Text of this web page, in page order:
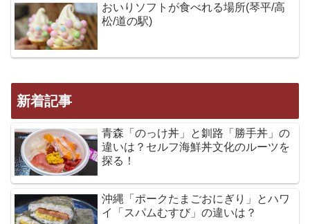
おいりソフトが食べれる場所(琴平/高
松/道の駅)
新着記事
青森「のっけ丼」と釧路「勝手丼」の
違いは？セルフ海鮮丼文化のルーツを
探る！
沖縄「ポークたまごおにぎり」とハワ
イ「スパムむすび」の違いは？